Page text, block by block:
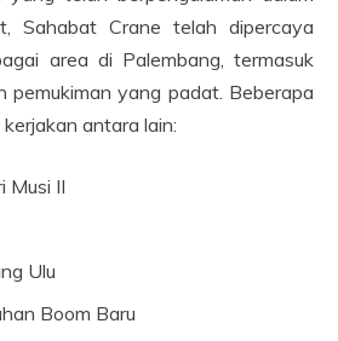
Sahabat Crane telah dipercaya
area di Palembang, termasuk
pemukiman yang padat. Beberapa
antara lain:
Musi II
Ulu
Boom Baru